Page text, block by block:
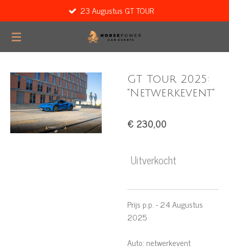
direct
naar
23 Augustus GT TOUR
GT Tour 2025:
"Netwerkevent"
€ 230,00
Uitverkocht
Prijs p.p. - 24 Augustus
2025
Auto: netwerkevent